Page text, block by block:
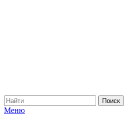
Меню